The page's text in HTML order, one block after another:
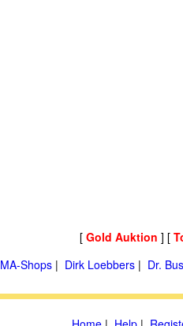
[ Gold Auktion ] [
MA-Shops | Dirk Loebbers | Dr.